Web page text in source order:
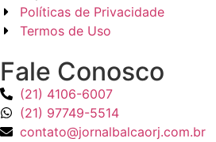
Políticas de Privacidade
Termos de Uso
Fale Conosco
(21) 4106-6007
(21) 97749-5514
contato@jornalbalcaorj.com.br